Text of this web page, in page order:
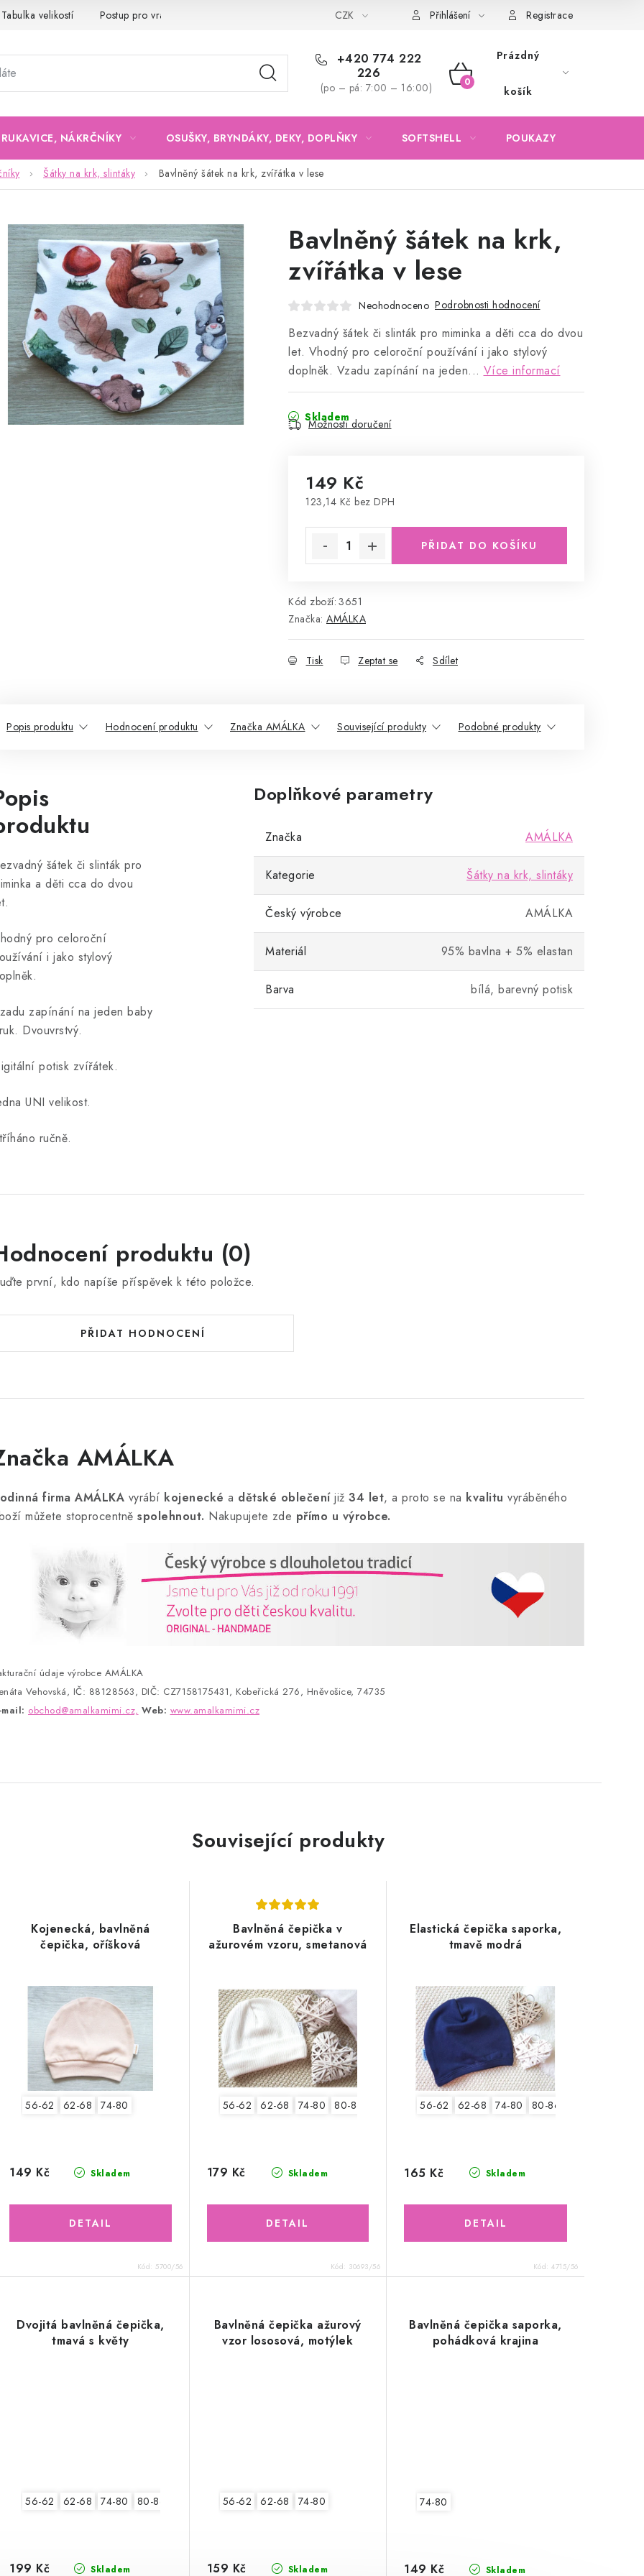
Tabulka velikostí Postup pro vrácení a výměnu Obchodní podmínky Podmínky ochrany osobních údajů
CZK Přihlášení Registrace
+420 774 222
226
(po – pá: 7:00 – 16:00)
NÁKUPNÍ
Prázdný
košík
NÁKRČNÍKY OSUŠKY, BRYNDÁKY, DEKY, DOPLŇKY SOFTSHELL POUKAZY
Šátky na krk, slintáky Bavlněný šátek na krk, zvířátka v lese
Bavlněný šátek na krk,
zvířátka v lese
Neohodnoceno Podrobnosti hodnocení
Bezvadný šátek či slinták pro miminka a děti cca do dvou
let. Vhodný pro celoroční používání i jako stylový
doplněk. Vzadu zapínání na jeden... Více informací
Skladem
Možnosti doručení
149 Kč
123,14 Kč bez DPH
PŘIDAT DO KOŠÍKU
Kód zboží: 3651
Značka: AMÁLKA
Tisk Zeptat se Sdílet
Popis produktu Hodnocení produktu Značka AMÁLKA Související produkty Podobné produkty
šátek či slinták pro
a děti cca do dvou
pro celoroční
i jako stylový
zapínání na jeden baby
Dvouvrstvý.
potisk zvířátek.
UNI velikost.
ručně.
Doplňkové parametry
Značka AMÁLKA
Kategorie Šátky na krk, slintáky
Český výrobce AMÁLKA
Materiál 95% bavlna + 5% elastan
Barva bílá, barevný potisk
produktu (0)
první, kdo napíše příspěvek k této položce.
PŘIDAT HODNOCENÍ
AMÁLKA
firma AMÁLKA vyrábí kojenecké a dětské oblečeníjiž 34 let, a proto se na kvalitu vyráběného
můžete stoprocentně spolehnout. Nakupujete zde přímo u výrobce.
údaje výrobce AMÁLKA
Vehovská, IČ: 88128563, DIČ: CZ7158175431, Kobeřická 276, Hněvošice, 74735
obchod@amalkamimi.cz, Web: www.amalkamimi.cz
Související produkty
Kojenecká, bavlněná
čepička, oříšková
56-62 62-68 74-80
Skladem
149 Kč
Kód:5700/56
Bavlněná čepička v
ažurovém vzoru, smetanová
56-62 62-68 74-80 80-86
Skladem
179 Kč
Kód: 30693/56
Elastická čepička saporka,
tmavě modrá
56-62 62-68 74-80 80-86
Skladem
165 Kč
Kód:4715/56
Dvojitá bavlněná čepička,
tmavá s květy
56-62 62-68 74-80 80-86
Skladem
199 Kč
Bavlněná čepička ažurový
vzor lososová, motýlek
56-62 62-68 74-80
Skladem
159 Kč
Bavlněná čepička saporka,
pohádková krajina
74-80
Skladem
149 Kč